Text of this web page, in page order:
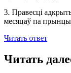
3. Правесці
месяцаў па
Читать ответ
Читать